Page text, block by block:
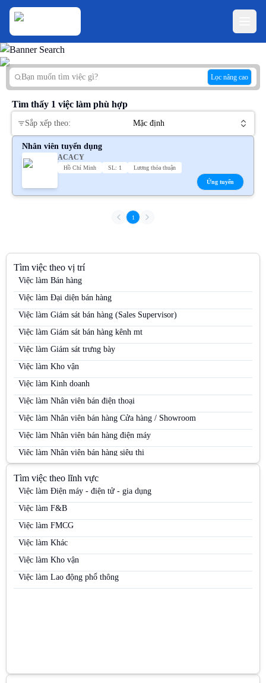
Lọc nâng cao
Tìm thấy 1 việc làm phù hợp
Sắp xếp theo: Mặc định
Nhân viên tuyển dụng
ACACY
Hồ Chí Minh SL: 1 Lương thỏa thuận
Ứng tuyển
1
Tìm việc theo vị trí
Việc làm Bán hàng
Việc làm Đại diện bán hàng
Việc làm Giám sát bán hàng (Sales Supervisor)
Việc làm Giám sát bán hàng kênh mt
Việc làm Giám sát trưng bày
Việc làm Kho vận
Việc làm Kinh doanh
Việc làm Nhân viên bán điện thoại
Việc làm Nhân viên bán hàng Cửa hàng / Showroom
Việc làm Nhân viên bán hàng điện máy
Việc làm Nhân viên bán hàng siêu thị
Việc làm Nhân viên bán hàng trung tâm thương mại
Việc làm Nhân viên kinh doanh
Việc làm Nhân viên kinh doanh điện máy
Việc làm Nhân viên kinh doanh hàng tiêu dùng
Việc làm Nhân viên kinh doanh kênh MT
Việc làm Nhân viên kinh doanh mỹ phẩm
Việc làm Nhân viên kinh doanh thị trường
Việc làm Nhân viên tiếp thị
Tìm việc theo lĩnh vực
Việc làm Điện máy - điện tử - gia dụng
Việc làm F&B
Việc làm FMCG
Việc làm Khác
Việc làm Kho vận
Việc làm Lao động phổ thông